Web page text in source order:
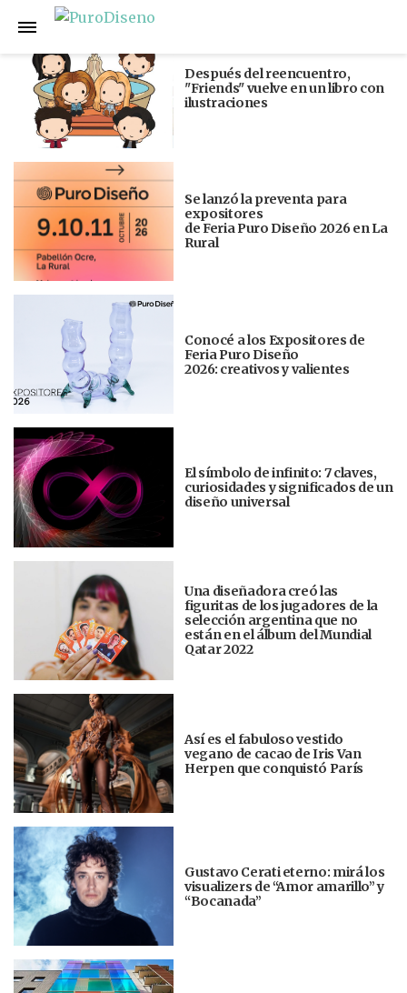
Anterior
Después del reencuentro,
"Friends" vuelve en un libro con
ilustraciones
Se lanzó la preventa para
expositores
de Feria Puro Diseño 2026 en La
Rural
Conocé a los Expositores de
Feria Puro Diseño
2026: creativos y valientes
El símbolo de infinito: 7 claves,
curiosidades y significados de un
diseño universal
Una diseñadora creó las
figuritas de los jugadores de la
selección argentina que no
están en el álbum del Mundial
Qatar 2022
Así es el fabuloso vestido
vegano de cacao de Iris Van
Herpen que conquistó París
Gustavo Cerati eterno: mirá los
visualizers de “Amor amarillo” y
“Bocanada”
Siguiente